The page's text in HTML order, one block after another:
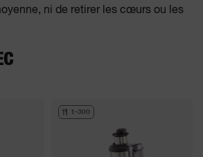
ni de retirer les cœurs ou les
1-300